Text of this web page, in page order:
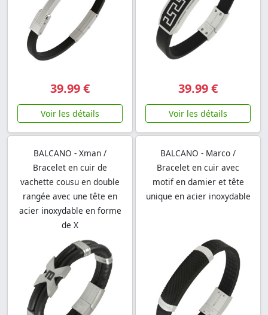
39.99 €
Voir les détails
39.99 €
Voir les détails
BALCANO - Xman /
Bracelet en cuir de
vachette cousu en double
rangée avec une tête en
acier inoxydable en forme
de X
BALCANO - Marco /
Bracelet en cuir avec
motif en damier et tête
unique en acier inoxydable